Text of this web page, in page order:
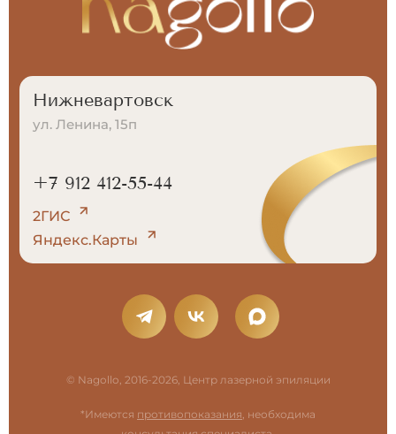
© Nagollo, 2016-2026, Центр лазерной эпиляции
*Имеются противопоказания , необходима
Нижневартовск
ул. Ленина, 15п
+7 912 412-55-44
2ГИС
Яндекс.Карты